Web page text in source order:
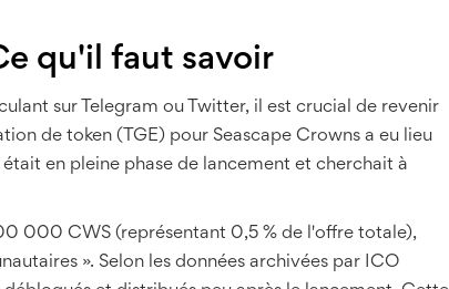
qu'il faut savoir
sur Telegram ou Twitter, il est crucial de revenir
de token (TGE) pour Seascape Crowns a eu lieu
en pleine phase de lancement et cherchait à
000 CWS (représentant 0,5 % de l'offre totale),
». Selon les données archivées par ICO